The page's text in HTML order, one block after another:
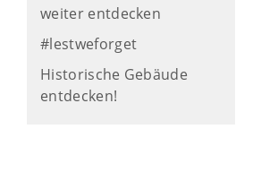
weiter entdecken
#lestweforget
Historische Gebäude
entdecken!